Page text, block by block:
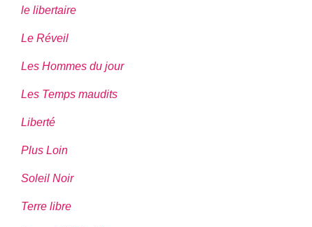
le libertaire
Le Réveil
Les Hommes du jour
Les Temps maudits
Liberté
Plus Loin
Soleil Noir
Terre libre